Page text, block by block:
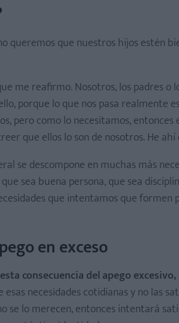
queremos que nuestros hijos estén
me reafirmo. Nosotros, los padres
porque lo que nos pasa realmente
pero como lo necesitamos,
que ellos lo son de nosotros. He ahí
se descompone en muchas más
sea buena persona, que sea
que intentamos que formen
en exceso
consecuencia del apego
esas necesidades cotidianas y no las
se lo merecen, entonces intentará